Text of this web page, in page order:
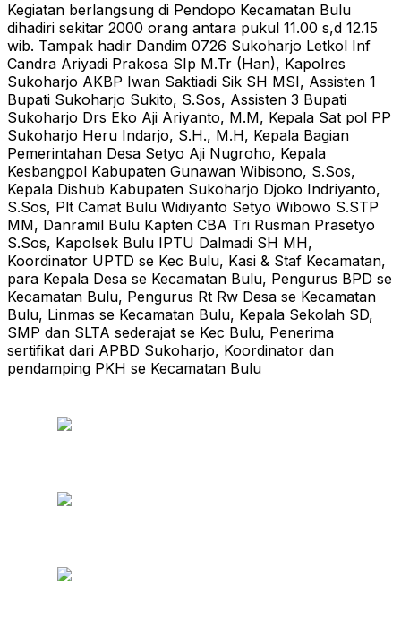
Kegiatan berlangsung di Pendopo Kecamatan Bulu
dihadiri sekitar 2000 orang antara pukul 11.00 s,d 12.15
wib. Tampak hadir Dandim 0726 Sukoharjo Letkol Inf
Candra Ariyadi Prakosa SIp M.Tr (Han), Kapolres
Sukoharjo AKBP Iwan Saktiadi Sik SH MSI, Assisten 1
Bupati Sukoharjo Sukito, S.Sos, Assisten 3 Bupati
Sukoharjo Drs Eko Aji Ariyanto, M.M, Kepala Sat pol PP
Sukoharjo Heru Indarjo, S.H., M.H, Kepala Bagian
Pemerintahan Desa Setyo Aji Nugroho, Kepala
Kesbangpol Kabupaten Gunawan Wibisono, S.Sos,
Kepala Dishub Kabupaten Sukoharjo Djoko Indriyanto,
S.Sos, Plt Camat Bulu Widiyanto Setyo Wibowo S.STP
MM, Danramil Bulu Kapten CBA Tri Rusman Prasetyo
S.Sos, Kapolsek Bulu IPTU Dalmadi SH MH,
Koordinator UPTD se Kec Bulu, Kasi & Staf Kecamatan,
para Kepala Desa se Kecamatan Bulu, Pengurus BPD se
Kecamatan Bulu, Pengurus Rt Rw Desa se Kecamatan
Bulu, Linmas se Kecamatan Bulu, Kepala Sekolah SD,
SMP dan SLTA sederajat se Kec Bulu, Penerima
sertifikat dari APBD Sukoharjo, Koordinator dan
pendamping PKH se Kecamatan Bulu